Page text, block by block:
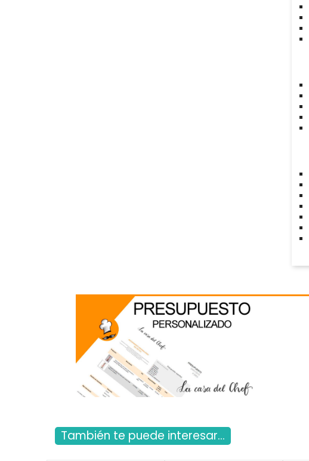
También te puede interesar...